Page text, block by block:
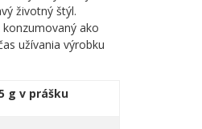
životný štýl.
ako
užívania výrobku
g v prášku